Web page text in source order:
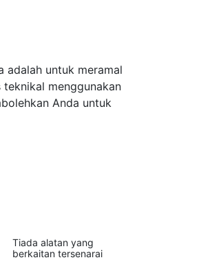
adalah untuk meramal
menggunakan
Anda untuk
Tiada alatan yang
berkaitan tersenarai